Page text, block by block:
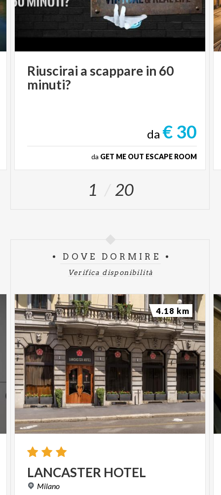
Riuscirai a scappare in 60
minuti?
da € 30
da GET ME OUT ESCAPE ROOM
1 20
DOVE DORMIRE
Verifica disponibilità
LANCASTER HOTEL
Milano
4.18 km